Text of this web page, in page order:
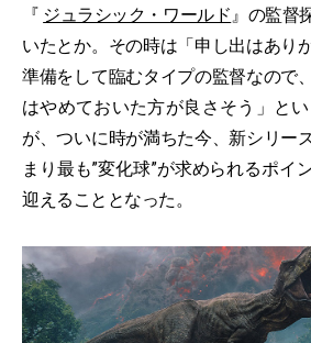
『 ジュラシック・ワールド』の監督
いたとか。その時は「申し出はあり
準備をして臨むタイプの監督なので
はやめておいた方が良さそう」と
が、ついに時が満ちた今、新シリー
まり最も”変化球”が求められるポイ
迎えることとなった。